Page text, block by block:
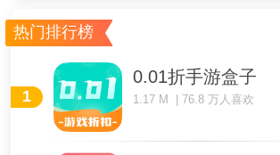
热门排行榜
1
0.01折手游盒子
1.17 M | 76.8 万人喜欢